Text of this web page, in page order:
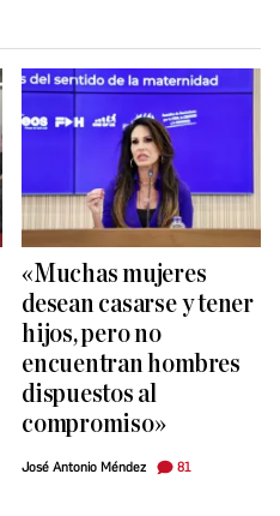
«Muchas mujeres
desean casarse y tener
hijos, pero no
encuentran hombres
dispuestos al
compromiso»
José Antonio Méndez 81